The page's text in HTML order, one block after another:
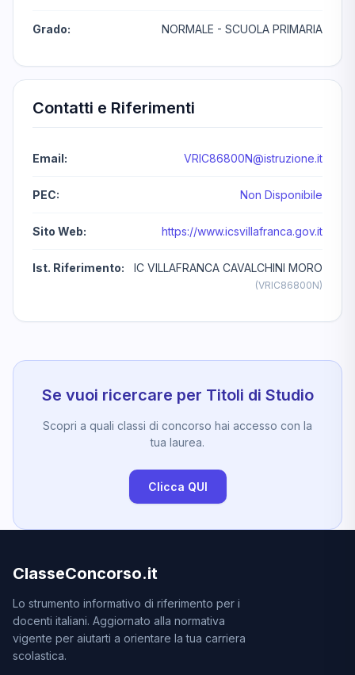
Grado: NORMALE - SCUOLA PRIMARIA
Contatti e Riferimenti
Email: VRIC86800N@istruzione.it
PEC: Non Disponibile
Sito Web: https://www.icsvillafranca.gov.it
Ist. Riferimento: IC VILLAFRANCA CAVALCHINI MORO
(VRIC86800N)
Se vuoi ricercare per Titoli di Studio
Scopri a quali classi di concorso hai accesso con la
tua laurea.
Clicca QUI
ClasseConcorso.it
Lo strumento informativo di riferimento per i
docenti italiani. Aggiornato alla normativa
vigente per aiutarti a orientare la tua carriera
scolastica.